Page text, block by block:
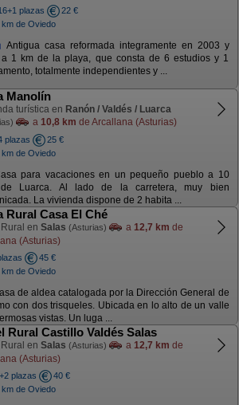
plazas
22 €
km de Oviedo
Antigua casa reformada integramente en 2003 y
1 km de la playa, que consta de 6 estudios y 1
totalmente independientes y ...
Manolín
turística en Ranón / Valdés / Luarca
a 10,8 km de Arcallana (Asturias)
plazas
25 €
km de Oviedo
para vacaciones en un pequeño pueblo a 10
Luarca. Al lado de la carretera, muy bien
La vivienda dispone de 2 habita ...
Rural Casa El Ché
en Salas (Asturias) a 12,7 km de
(Asturias)
45 €
km de Oviedo
de aldea catalogada por la Dirección General de
con dos trisqueles. Ubicada en lo alto de un valle
vistas. Un luga ...
Rural Castillo Valdés Salas
en Salas (Asturias) a 12,7 km de
(Asturias)
plazas
40 €
km de Oviedo